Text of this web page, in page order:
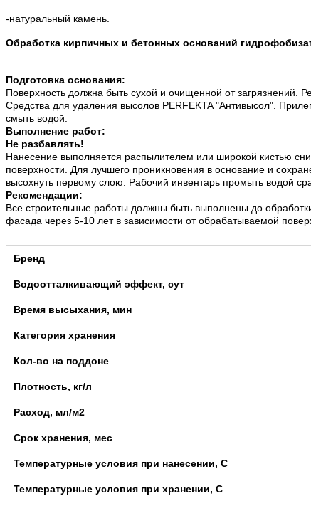
-натуральный камень.
Обработка кирпичных и бетонных оснований
Подготовка основания:
Поверхность должна быть сухой и очищенной от
Средства для удаления высолов PERFEKTA "Антивысол".
смыть водой.
Выполнение работ:
Не разбавлять!
Нанесение выполняется распылителем или широкой кистью
поверхности. Для лучшего проникновения в основание и
высохнуть первому слою. Рабочий инвентарь промыть водой
Рекомендации:
Все строительные работы должны быть выполнены до
фасада через 5-10 лет в зависимости от обрабатываемой
Бренд
Водоотталкивающий эффект, сут
Время высыхания, мин
Категория хранения
Кол-во на поддоне
Плотность, кг/л
Расход, мл/м2
Срок хранения, мес
Температурные условия при нанесении, С
Температурные условия при хранении, С